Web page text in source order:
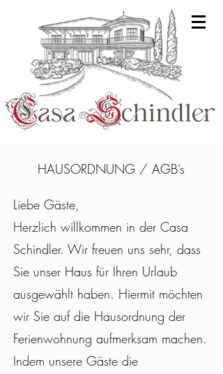
HAUSORDNUNG / AGB’s
Liebe Gäste,
Herzlich willkommen in der Casa
Schindler. Wir freuen uns sehr, dass
Sie unser Haus für Ihren Urlaub
ausgewählt haben. Hiermit möchten
wir Sie auf die Hausordnung der
Ferienwohnung aufmerksam machen.
Indem unsere Gäste die